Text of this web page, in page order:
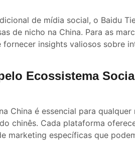
de mídia social, o Baidu
de nicho na China. Para as
insights valiosos sobre
Ecossistema
China é essencial para qualquer
chinês. Cada plataforma
marketing específicas que